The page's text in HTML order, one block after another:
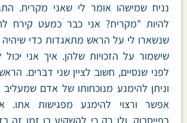
נניח שמישהו אומר לי שאני מקריח.
להיות "מקריח? אני כבר כמעט קירח
שנשארו לי על הראש מתאגדות כדי שיהיה
שישמור על הזכויות שלהן. איך אני יכול
לפני שנסיים, חשוב לציין שני דברים.
וניתן להימנע מנוכחותו של אדם שמעליב
אפשר ורצוי להימנע מפגישות אתו.